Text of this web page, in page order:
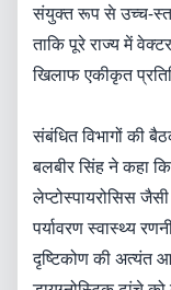
संयुक्त रूप से उच्च-
ताकि पूरे राज्य में
खिलाफ एकीकृत
संबंधित विभागों की
बलबीर सिंह ने कहा
लेप्टोस्पायरोसिस
पर्यावरण स्वास्थ्य
दृष्टिकोण की अत्यंत